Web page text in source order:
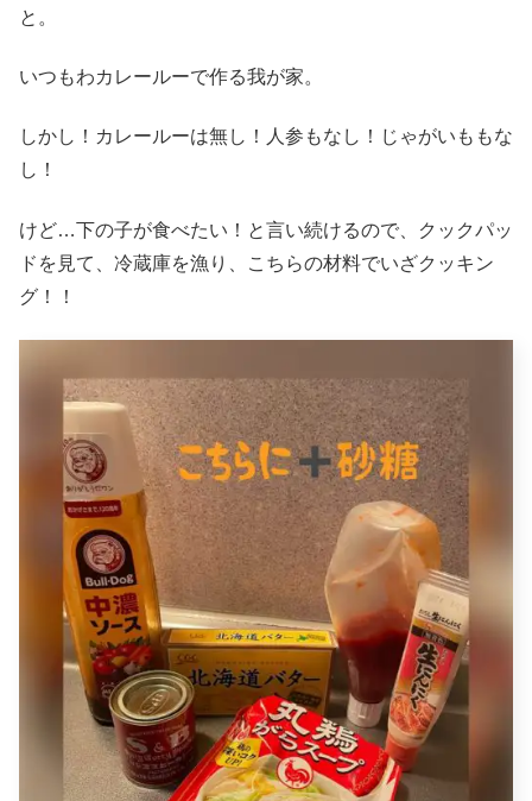
と。
いつもわカレールーで作る我が家。
しかし！カレールーは無し！人参もなし！じゃがいももな
し！
けど…下の子が食べたい！と言い続けるので、クックパッ
ドを見て、冷蔵庫を漁り、こちらの材料でいざクッキン
グ！！